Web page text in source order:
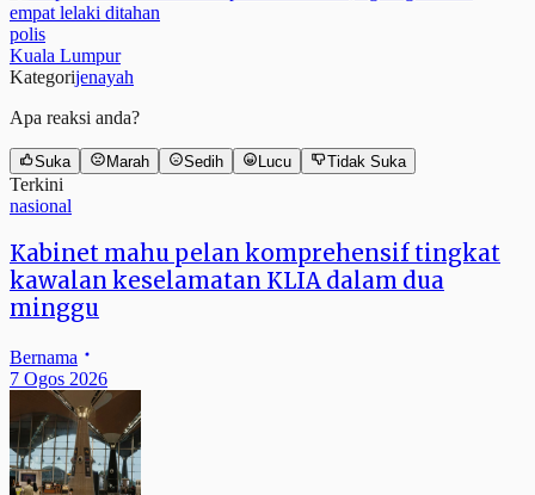
empat lelaki ditahan
polis
Kuala Lumpur
Kategorijenayah
Apa reaksi anda?
Suka Marah Sedih Lucu Tidak Suka
Terkini
nasional
Kabinet mahu pelan komprehensif tingkat
kawalan keselamatan KLIA dalam dua
minggu
Bernama
7 Ogos 2026